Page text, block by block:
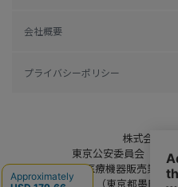
会社概要
プライバシーポリシー
株式会社綿
東京公安委員会（許
管理医療機器販売業 届
（東京都墨田区